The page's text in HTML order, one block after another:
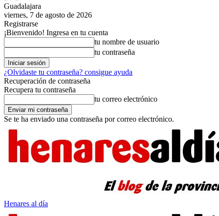
Guadalajara
viernes, 7 de agosto de 2026
Registrarse
¡Bienvenido! Ingresa en tu cuenta
tu nombre de usuario
tu contraseña
¿Olvidaste tu contraseña? consigue ayuda
Recuperación de contraseña
Recupera tu contraseña
tu correo electrónico
Se te ha enviado una contraseña por correo electrónico.
Henares al día